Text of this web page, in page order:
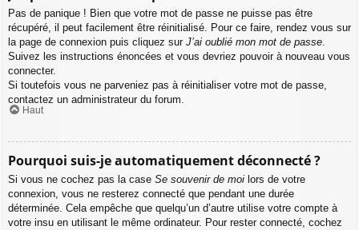
Pas de panique ! Bien que votre mot de passe ne puisse pas être
récupéré, il peut facilement être réinitialisé. Pour ce faire, rendez vous sur
la page de connexion puis cliquez sur J’ai oublié mon mot de passe
Suivez les instructions énoncées et vous devriez pouvoir à nouveau vous
connecter.
Si toutefois vous ne parveniez pas à réinitialiser votre mot de passe,
contactez un administrateur du forum.
Haut
Pourquoi suis-je automatiquement déconnecté ?
Si vous ne cochez pas la case Se souvenir de moi lors de votre
connexion, vous ne resterez connecté que pendant une durée
déterminée. Cela empêche que quelqu’un d’autre utilise votre compte à
votre insu en utilisant le même ordinateur. Pour rester connecté, cochez